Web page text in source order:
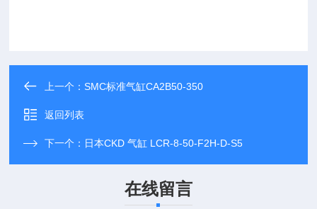
上一个：SMC标准气缸CA2B50-350
返回列表
下一个： 日本CKD 气缸 LCR-8-50-F2H-D-S5
在线留言